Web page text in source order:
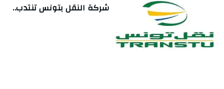
شركة النقل بتونس تنتدب..